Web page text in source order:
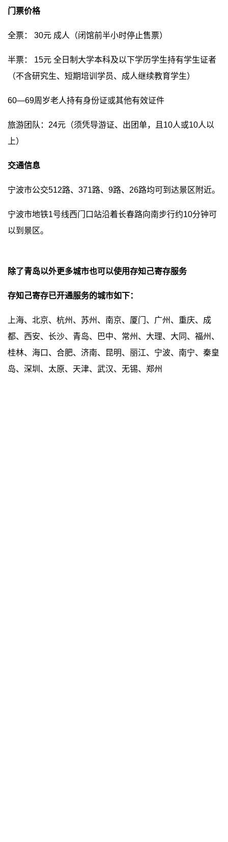
门票价格
全票： 30元 成人（闭馆前半小时停止售票）
半票： 15元 全日制大学本科及以下学历学生持有学生证者
（不含研究生、短期培训学员、成人继续教育学生）
60—69周岁老人持有身份证或其他有效证件
旅游团队：24元（须凭导游证、出团单，且10人或10人以
上）
交通信息
宁波市公交512路、371路、9路、26路均可到达景区附近。
宁波市地铁1号线西门口站沿着长春路向南步行约10分钟可
以到景区。
除了青岛以外更多城市也可以使用存知己寄存服务
存知己寄存已开通服务的城市如下：
上海、北京、杭州、苏州、南京、厦门、广州、重庆、成
都、西安、长沙、青岛、巴中、常州、大理、大同、福州、
桂林、海口、合肥、济南、昆明、丽江、宁波、南宁、秦皇
岛、深圳、太原、天津、武汉、无锡、郑州